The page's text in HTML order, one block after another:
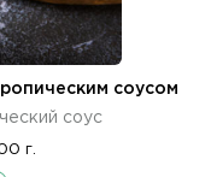
соусом
соус
г.